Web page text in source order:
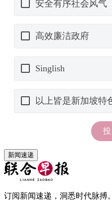
新闻速递
订阅新闻速递，洞悉时代脉搏。